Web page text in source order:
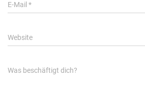
E-Mail *
Website
Was beschäftigt dich?